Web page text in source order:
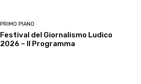
PRIMO PIANO
Festival del Giornalismo Ludico
2026 – Il Programma